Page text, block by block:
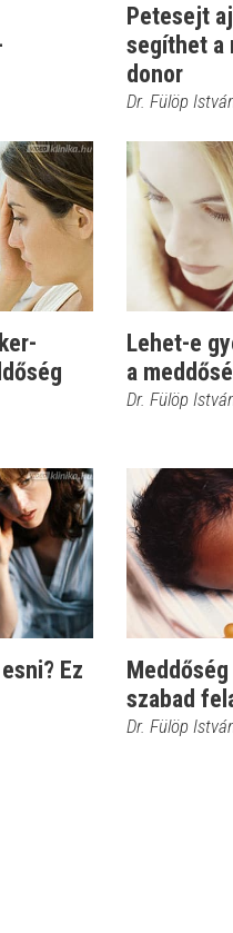
Petesejt
segíthet a
donor
Dr. Fülöp
Lehet-e
a
Dr. Fülöp
Ez
szabad
Dr. Fülöp